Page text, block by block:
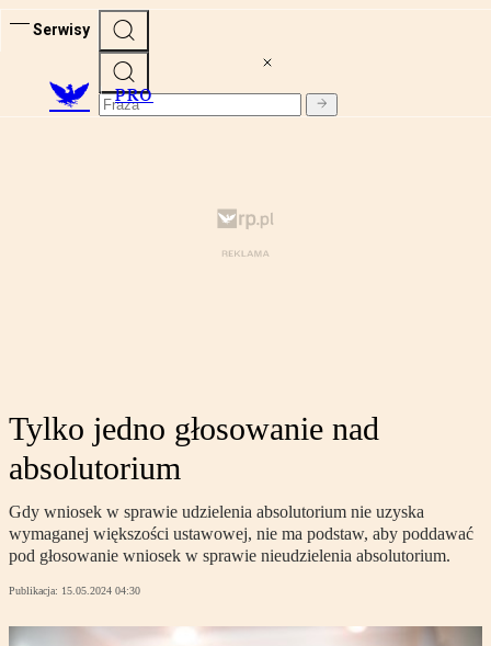
Serwisy
PRO
Tylko jedno głosowanie nad
absolutorium
Gdy wniosek w sprawie udzielenia absolutorium nie uzyska
wymaganej większości ustawowej, nie ma podstaw, aby poddawać
pod głosowanie wniosek w sprawie nieudzielenia absolutorium.
Publikacja: 15.05.2024 04:30